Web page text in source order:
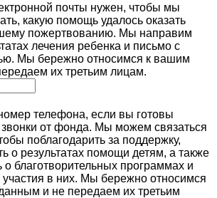
почты нужен, чтобы мы
какую помощь удалось оказать
пожертвованию. Мы направим
лечения ребенка и письмо с
Мы бережно относимся к вашим
их третьим лицам.
телефона, если вы готовы
звонки от фонда. Мы можем связаться
поблагодарить за поддержку,
о результатах помощи детям, а также
о благотворительных программах и
участия в них. Мы бережно относимся
и не передаем их третьим